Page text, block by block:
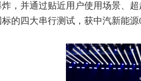
，并通过贴近用户使用场景、
的四大串行测试，获中汽新能